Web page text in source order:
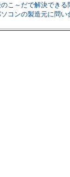
こ～だで解決できる
コンの製造元に問い